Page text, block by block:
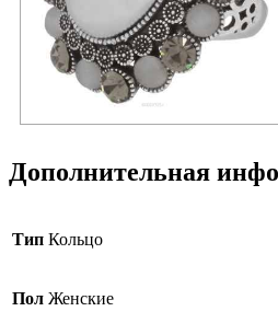
Дополнительная
Тип Кольцо
Пол Женские